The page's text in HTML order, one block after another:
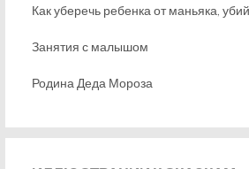
Как уберечь ребенка от маньяка,
Занятия с малышом
Родина Деда Мороза